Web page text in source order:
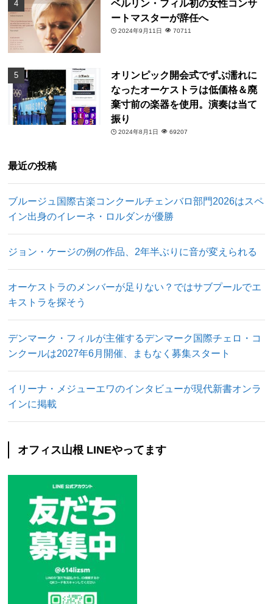
ベルリン・フィル初の女性コンサ
ートマスターが辞任へ
2024年9月11日 70711
オリンピック開会式でずぶ濡れに
なったオーケストラは低価格＆廃
棄寸前の楽器を使用。演奏は当て
振り
2024年8月1日 69207
最近の投稿
ブルージュ国際古楽コンクールチェンバロ部門2026はスペ
イン出身のイレーネ・ロルダンが優勝
ジョン・ケージの例の作品、2年半ぶりに音が変えられる
オーケストラのメンバーが足りない？ではサブプールでエ
キストラを探そう
デンマーク・フィルが主催するデンマーク国際チェロ・コ
ンクールは2027年6月開催、まもなく募集スタート
イリーナ・メジューエワのインタビューが現代新書オンラ
インに掲載
オフィス山根 LINEやってます